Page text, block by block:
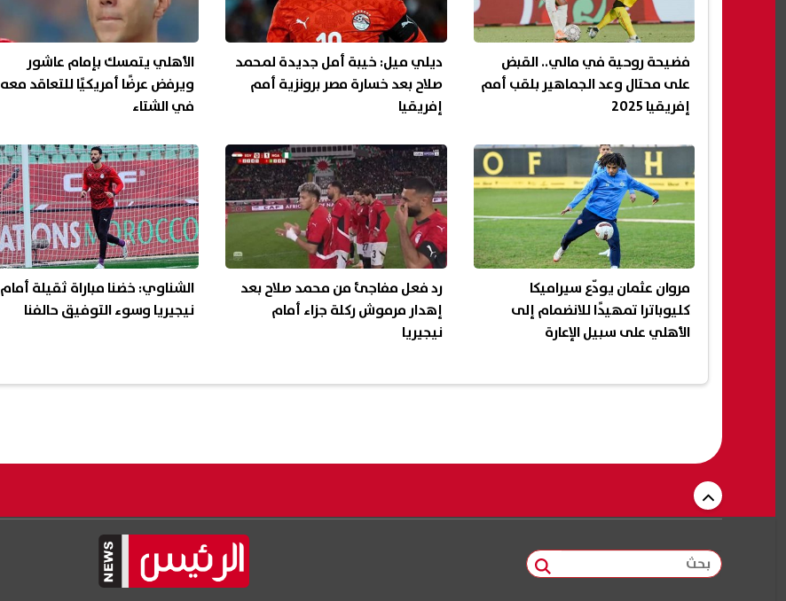
فضيحة روحية في مالي.. القبض
على محتال وعد الجماهير بلقب أمم
إفريقيا 2025
ديلي ميل: خيبة أمل جديدة لمحمد
صلاح بعد خسارة مصر برونزية أمم
إفريقيا
الأهلي يتمسك بإمام عاشور
ويرفض عرضًا أمريكيًا للتعاقد معه
في الشتاء
مروان عثمان يودّع سيراميكا
كليوباترا تمهيدًا للانضمام إلى
الأهلي على سبيل الإعارة
رد فعل مفاجئ من محمد صلاح بعد
إهدار مرموش ركلة جزاء أمام
نيجيريا
الشناوي: خضنا مباراة ثقيلة أمام
نيجيريا وسوء التوفيق حالفنا
بحث